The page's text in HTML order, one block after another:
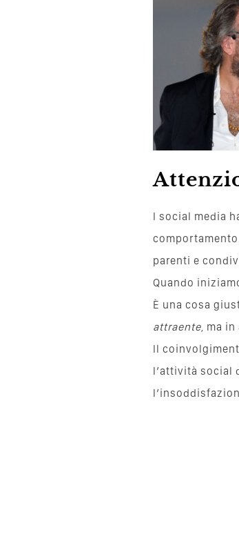
I social media
parenti e
Quando
È una cosa
attraente, ma
Il
l’attività social